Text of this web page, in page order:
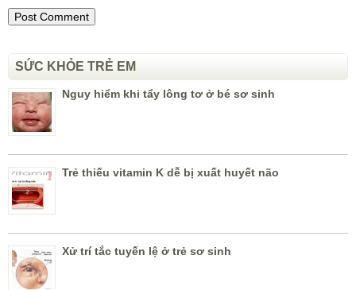
SỨC KHỎE TRẺ EM
Nguy hiểm khi tẩy lông tơ ở bé sơ sinh
Trẻ thiếu vitamin K dễ bị xuất huyết não
Xử trí tắc tuyến lệ ở trẻ sơ sinh